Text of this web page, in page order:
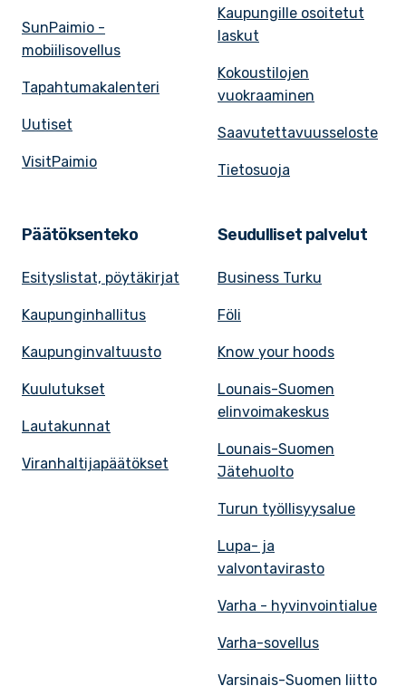
SunPaimio -
mobiilisovellus
Tapahtumakalenteri
Uutiset
VisitPaimio
Kaupungille osoitetut
laskut
Kokoustilojen
vuokraaminen
Saavutettavuusseloste
Tietosuoja
Päätöksenteko
Esityslistat, pöytäkirjat
Kaupunginhallitus
Kaupunginvaltuusto
Kuulutukset
Lautakunnat
Viranhaltijapäätökset
Seudulliset palvelut
Business Turku
Föli
Know your hoods
Lounais-Suomen
elinvoimakeskus
Lounais-Suomen
Jätehuolto
Turun työllisyysalue
Lupa- ja
valvontavirasto
Varha - hyvinvointialue
Varha-sovellus
Varsinais-Suomen liitto